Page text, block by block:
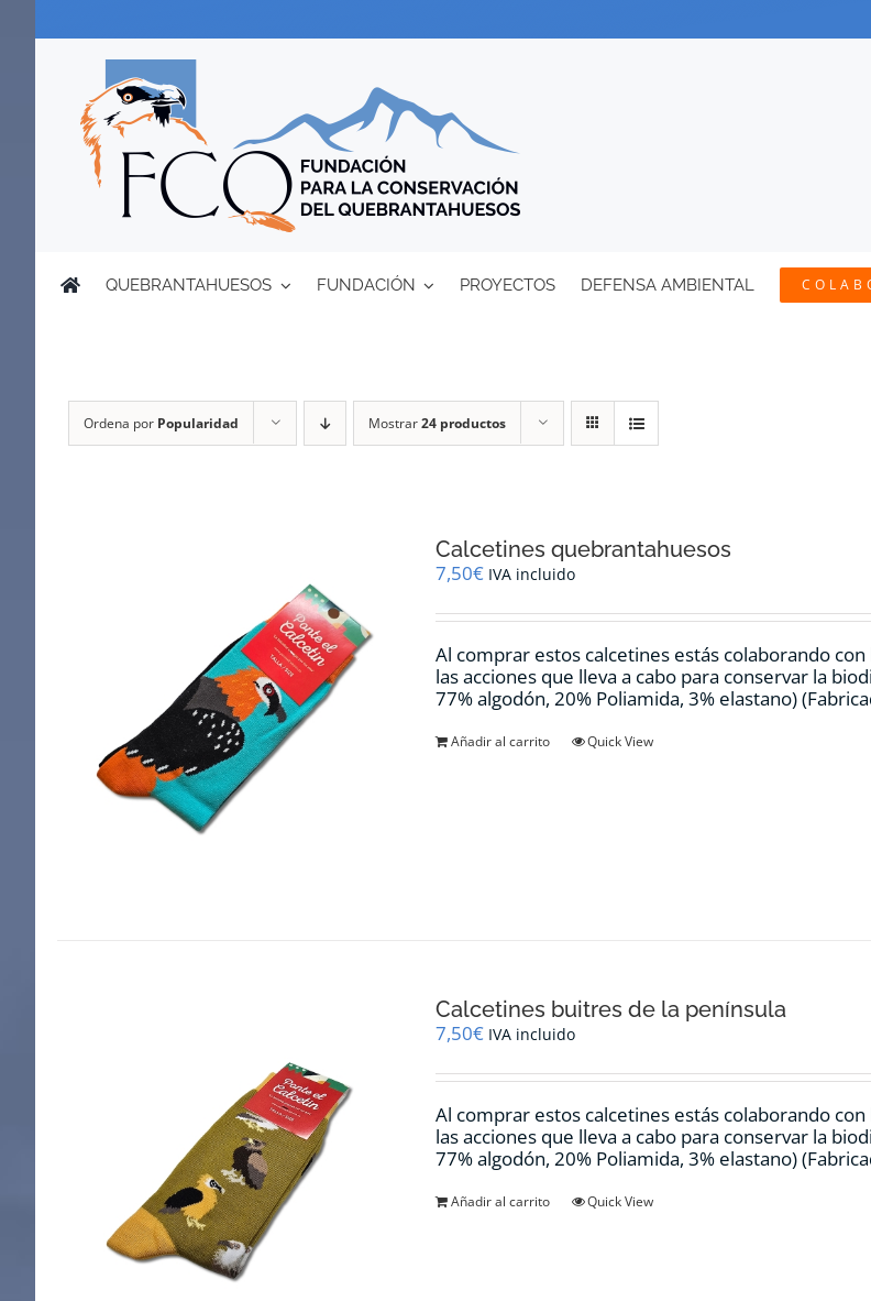
QUEBRANTAHUESOS FUNDACIÓN PROYECTOS DEFENSA AMBIENTAL
Ordena por Popularidad Mostrar24 productos
Calcetines quebrantahuesos
7,50€ IVA incluido
Al comprar estos calcetines estás colaborando
las acciones que lleva a cabo para conservar la
77% algodón, 20% Poliamida, 3% elastano)
Añadir al carrito Quick View
Calcetines buitres de la península
7,50€ IVA incluido
Al comprar estos calcetines estás colaborando
las acciones que lleva a cabo para conservar la
77% algodón, 20% Poliamida, 3% elastano)
Añadir al carrito Quick View